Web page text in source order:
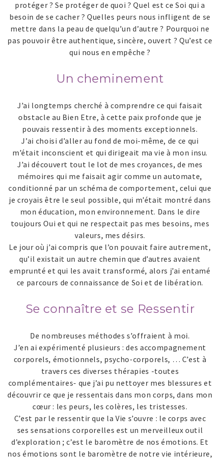
protéger ? Se protéger de quoi ? Quel est ce Soi qui a
besoin de se cacher ? Quelles peurs nous infligent de se
mettre dans la peau de quelqu’un d’autre ? Pourquoi ne
pas pouvoir être authentique, sincère, ouvert ? Qu’est ce
qui nous en empêche ?
Un cheminement
J’ai longtemps cherché à comprendre ce qui faisait
obstacle au Bien Etre, à cette paix profonde que je
pouvais ressentir à des moments exceptionnels.
J’ai choisi d’aller au fond de moi-même, de ce qui
m’était inconscient et qui dirigeait ma vie à mon insu.
J’ai découvert tout le lot de mes croyances, de mes
mémoires qui me faisait agir comme un automate,
conditionné par un schéma de comportement, celui que
je croyais être le seul possible, qui m’était montré dans
mon éducation, mon environnement. Dans le dire
toujours Oui et qui ne respectait pas mes besoins, mes
valeurs, mes désirs.
Le jour où j’ai compris que l’on pouvait faire autrement,
qu’il existait un autre chemin que d’autres avaient
emprunté et qui les avait transformé, alors j’ai entamé
ce parcours de connaissance de Soi et de libération.
Se connaître et se Ressentir
De nombreuses méthodes s’offraient à moi.
J’en ai expérimenté plusieurs : des accompagnement
corporels, émotionnels, psycho-corporels, … C’est à
travers ces diverses thérapies -toutes
complémentaires- que j’ai pu nettoyer mes blessures et
découvrir ce que je ressentais dans mon corps, dans mon
cœur : les peurs, les colères, les tristesses.
C’est par le ressentir que la Vie s’ouvre : le corps avec
ses sensations corporelles est un merveilleux outil
d’exploration ; c’est le baromètre de nos émotions. Et
nos émotions sont le baromètre de notre vie intérieure,